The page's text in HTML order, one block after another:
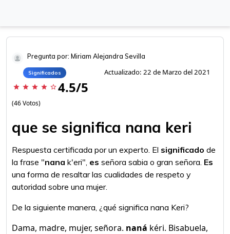
Pregunta por: Miriam Alejandra Sevilla
Significados Actualizado: 22 de Marzo del 2021
star star star star star_border 4.5/5
(46 Votos)
que se significa nana keri
Respuesta certificada por un experto. El significado de
la frase "nana k'eri", es señora sabia o gran señora. Es
una forma de resaltar las cualidades de respeto y
autoridad sobre una mujer.
De la siguiente manera, ¿qué significa nana Keri?
Dama, madre, mujer, señora. naná kéri. Bisabuela,